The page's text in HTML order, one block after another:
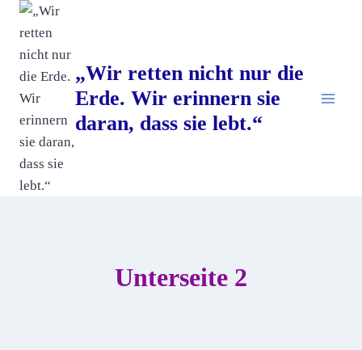
„Wir retten nicht nur die
Erde. Wir erinnern sie
daran, dass sie lebt.“
Unterseite 2